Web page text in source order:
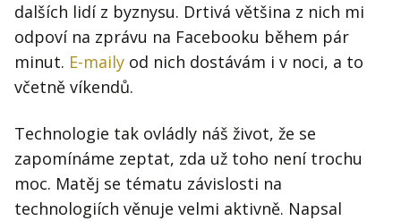
dalších lidí z byznysu. Drtivá většina z nich mi
odpoví na zprávu na Facebooku během pár
minut. E-maily od nich dostávám i v noci, a to
včetně víkendů.
Technologie tak ovládly náš život, že se
zapomínáme zeptat, zda už toho není trochu
moc. Matěj se tématu závislosti na
technologiích věnuje velmi aktivně. Napsal